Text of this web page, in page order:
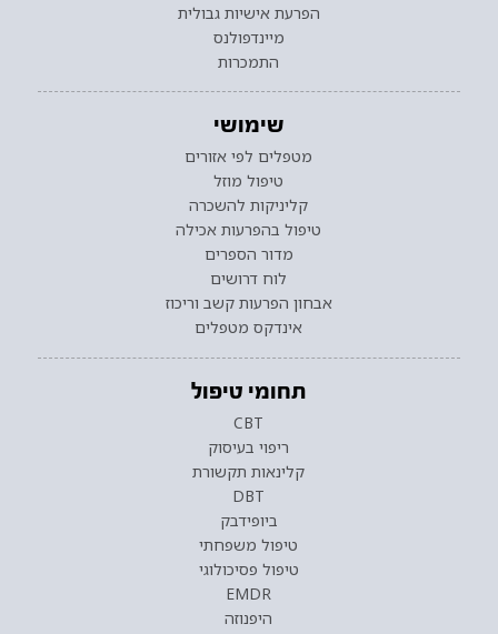
הפרעת אישיות גבולית
מיינדפולנס
התמכרות
שימושי
מטפלים לפי אזורים
טיפול מוזל
קליניקות להשכרה
טיפול בהפרעות אכילה
מדור הספרים
לוח דרושים
אבחון הפרעות קשב וריכוז
אינדקס מטפלים
תחומי טיפול
CBT
ריפוי בעיסוק
קלינאות תקשורת
DBT
ביופידבק
טיפול משפחתי
טיפול פסיכולוגי
EMDR
היפנוזה